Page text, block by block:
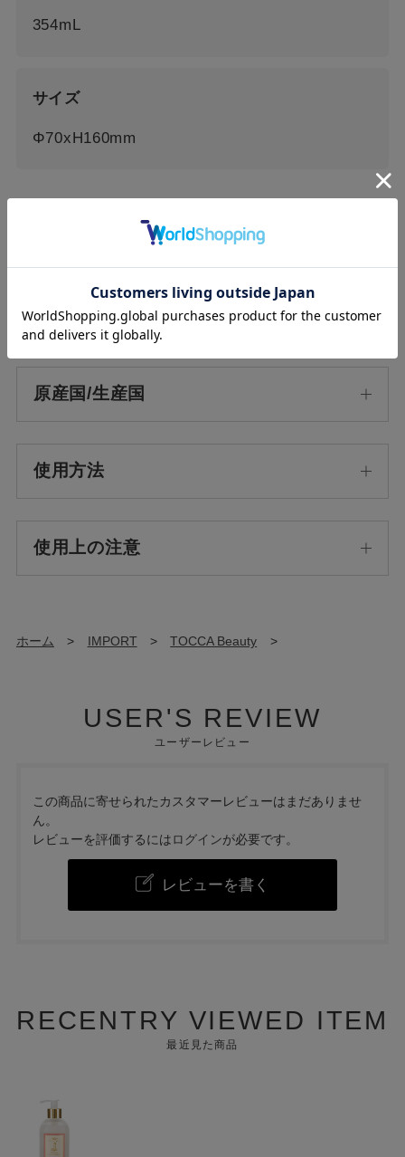
354mL
サイズ
Φ70xH160mm
素材
原産国/生産国
使用方法
使用上の注意
ホーム > IMPORT > TOCCA Beauty >
USER'S REVIEW
ユーザーレビュー
この商品に寄せられたカスタマーレビューはまだありませ
ん。
レビューを評価するにはログインが必要です。
レビューを書く
RECENTRY VIEWED ITEM
最近見た商品